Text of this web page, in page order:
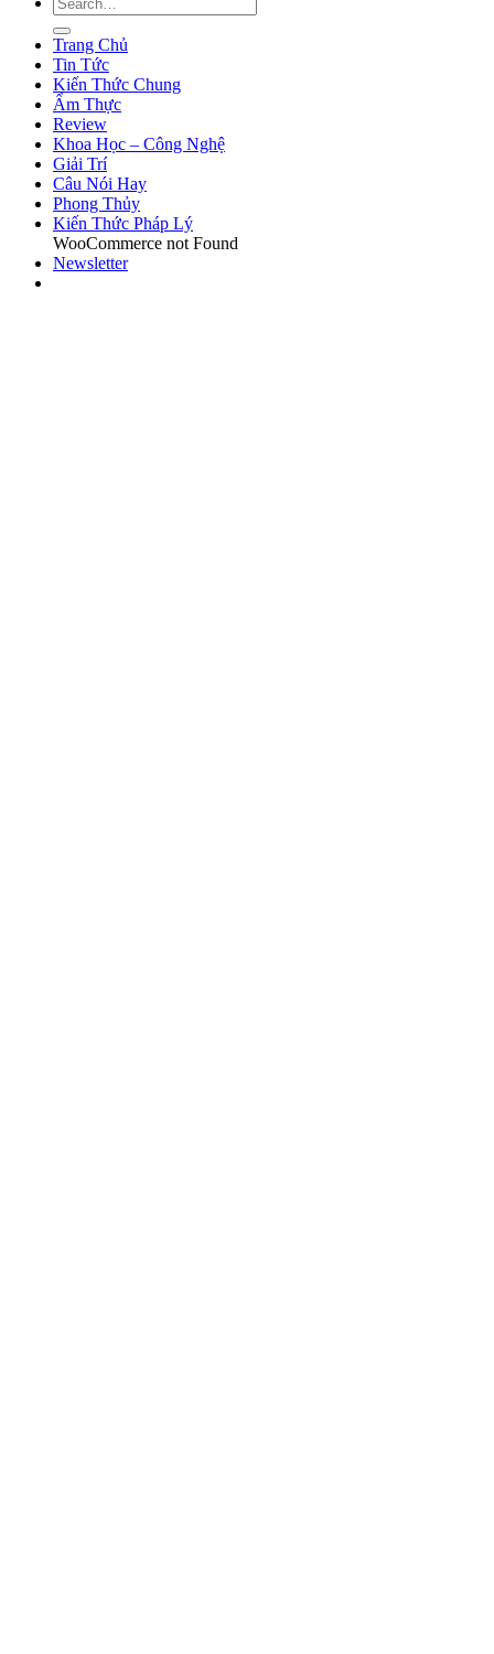
Trang Chủ
Tin Tức
Kiến Thức Chung
Ẩm Thực
Review
Khoa Học – Công Nghệ
Giải Trí
Câu Nói Hay
Phong Thủy
Kiến Thức Pháp Lý
WooCommerce not Found
Newsletter